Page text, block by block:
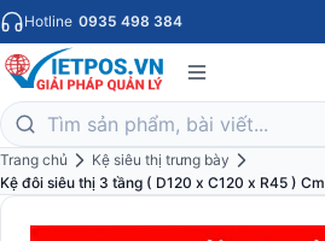
Hotline 0935 498 384
Trang chủ
Kệ siêu thị trưng bày
Kệ đôi siêu thị 3 tầng ( D120 x C120 x R45 ) Cm